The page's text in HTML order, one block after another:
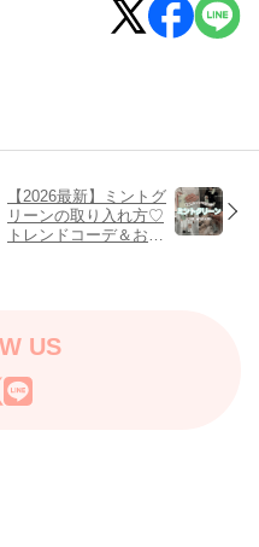
【2026最新】ミントグ
リーンの取り入れ方♡
トレンドコーデ＆おす
US